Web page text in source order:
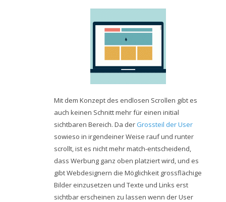
Mit dem Konzept des endlosen Scrollen gibt es
auch keinen Schnitt mehr für einen initial
sichtbaren Bereich. Da der Grossteil der User
sowieso in irgendeiner Weise rauf und runter
scrollt, ist es nicht mehr match-entscheidend,
dass Werbung ganz oben platziert wird, und es
gibt Webdesignern die Möglichkeit grossflächige
Bilder einzusetzen und Texte und Links erst
sichtbar erscheinen zu lassen wenn der User